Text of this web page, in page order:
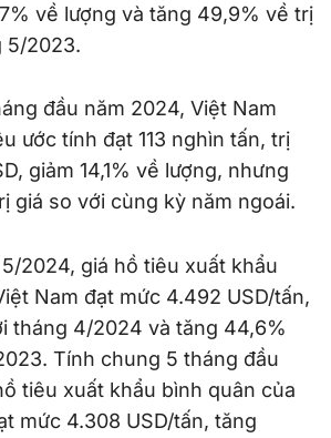
về lượng và tăng 49,9% về trị
5/2023.
đầu năm 2024, Việt Nam
ước tính đạt 113 nghìn tấn, trị
giảm 14,1% về lượng, nhưng
giá so với cùng kỳ năm ngoái.
2024, giá hồ tiêu xuất khẩu
Nam đạt mức 4.492 USD/tấn,
tháng 4/2024 và tăng 44,6%
Tính chung 5 tháng đầu
tiêu xuất khẩu bình quân của
mức 4.308 USD/tấn, tăng